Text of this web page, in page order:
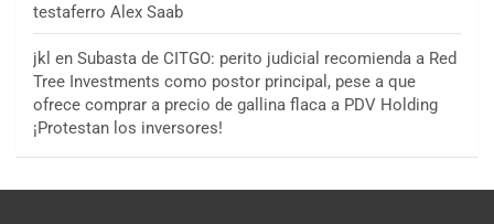
testaferro Alex Saab
jkl en Subasta de CITGO: perito judicial recomienda a Red
Tree Investments como postor principal, pese a que
ofrece comprar a precio de gallina flaca a PDV Holding
¡Protestan los inversores!